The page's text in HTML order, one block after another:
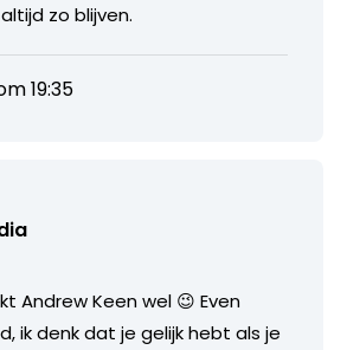
zo blijven.
19:35
Andrew Keen wel 😉 Even
ik denk dat je gelijk hebt als je